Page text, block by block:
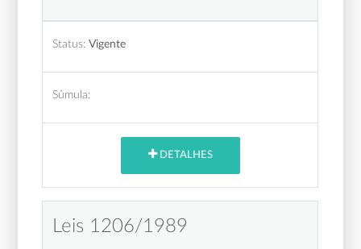
Status: Vigente
Súmula:
DETALHES
Leis 1206/1989